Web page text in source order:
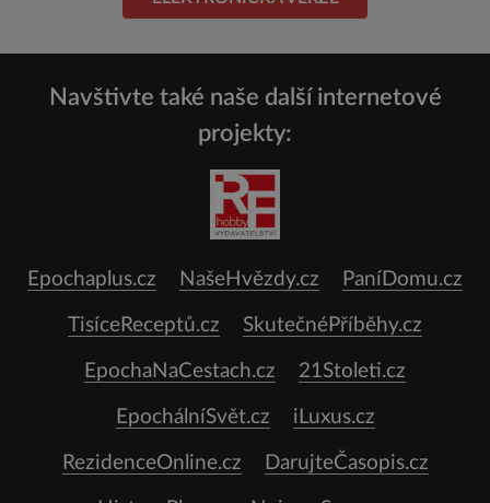
Navštivte také naše další internetové
projekty:
Epochaplus.cz NašeHvězdy.cz PaníDomu.cz
TisíceReceptů.cz SkutečnéPříběhy.cz
EpochaNaCestach.cz 21Stoleti.cz
EpochálníSvět.cz iLuxus.cz
RezidenceOnline.cz DarujteČasopis.cz